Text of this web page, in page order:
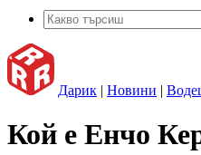
Дарик | Новини |
Кой е Енчо